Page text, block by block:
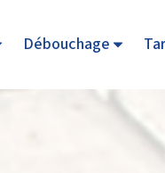
Débouchage